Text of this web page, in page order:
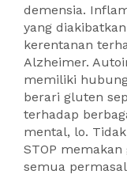
demensia.
yang
kerentanan
Alzheimer.
memiliki
berari gluten
terhadap
mental, lo.
STOP
semua